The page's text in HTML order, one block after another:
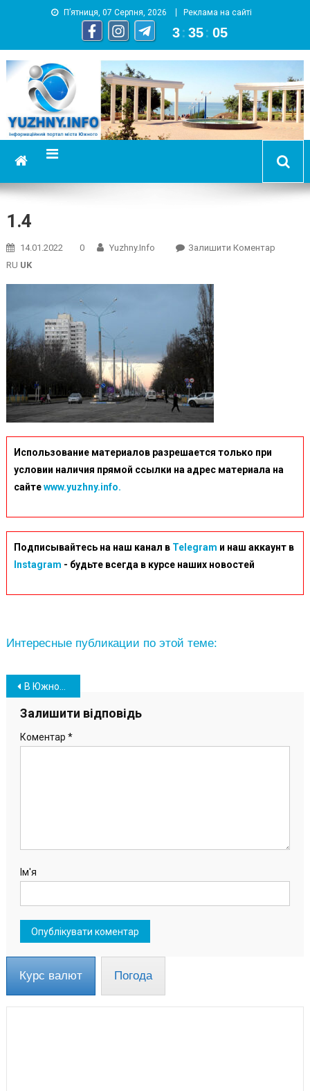
П’ятниця, 07 Серпня, 2026 Реклама на сайті
3 : 35 : 05
YUZHNY.INFO
информационный портал города Южный
1.4
14.01.2022 0 Yuzhny.info Залишити КоментарOn
RU UK
Использование материалов разрешается только при
условии наличия прямой ссылки на адрес материала на
сайтеwww.yuzhny.info.
Подписывайтесь на наш канал в Telegram и наш аккаунт в
Instagram - будьте всегда в курсе наших новостей
Интересные публикации по этой теме:
Навігація
записів
В Южном посчитали соотношение женщин и мужчин: кого больше? (схемы)
Залишити відповідь
Коментар *
Ім'я
Курс валют Погода